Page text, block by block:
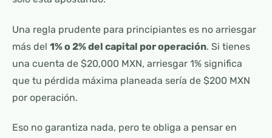
Una regla prudente para principiantes es no arriesgar
más del 1% o 2% del capital por operación. Si tienes
una cuenta de $20,000 MXN, arriesgar 1% significa
que tu pérdida máxima planeada sería de $200 MXN
por operación.
Eso no garantiza nada, pero te obliga a pensar en